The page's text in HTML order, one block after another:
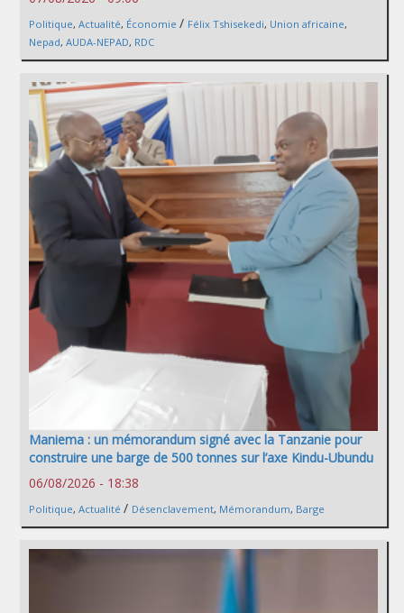
Politique, Actualité, Économie / Félix Tshisekedi, Union africaine,
Nepad, AUDA-NEPAD, RDC
Maniema : un mémorandum signé avec la Tanzanie pour
construire une barge de 500 tonnes sur l’axe Kindu-Ubundu
06/08/2026 - 18:38
Politique, Actualité / Désenclavement, Mémorandum, Barge